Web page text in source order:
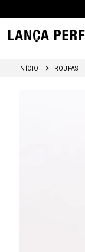
ROUPAS